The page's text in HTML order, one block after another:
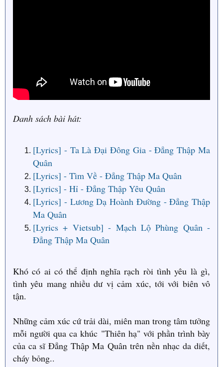
Danh sách bài hát:
[Lyrics] - Ta Là Đại Đông Gia - Đẳng Thập Ma
Quân
[Lyrics] - Tìm Về - Đẳng Thập Ma Quân
[Lyrics] - Hỉ - Đẳng Thập Yêu Quân
[Lyrics] - Lương Dạ Hoành Đường - Đẳng Thập
Ma Quân
[Lyrics + Vietsub] - Mạch Lộ Phùng Quân -
Đẳng Thập Ma Quân
Khó có ai có thể định nghĩa rạch ròi tình yêu là gì,
tình yêu mang nhiều dư vị cảm xúc, tới với biên vô
tận.
Những cảm xúc cứ trải dài, miên man trong tâm tưởng
mỗi người qua ca khúc "Thiên hạ" với phần trình bày
của ca sĩ Đẳng Thập Ma Quân trên nền nhạc da diết,
cháy bỏng..